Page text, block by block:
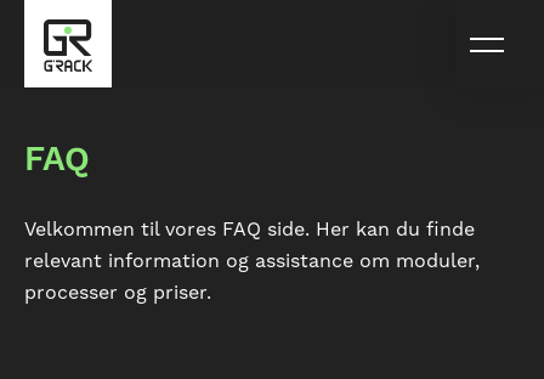
FAQ
Velkommen til vores FAQ side. Her kan du finde
relevant information og assistance om moduler,
processer og priser.